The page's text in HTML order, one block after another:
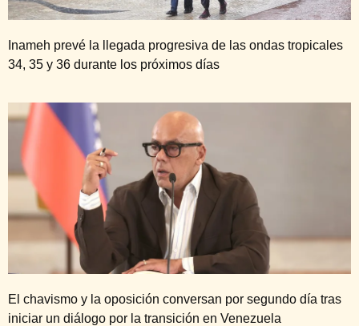
Inameh prevé la llegada progresiva de las ondas tropicales
34, 35 y 36 durante los próximos días
El chavismo y la oposición conversan por segundo día tras
iniciar un diálogo por la transición en Venezuela